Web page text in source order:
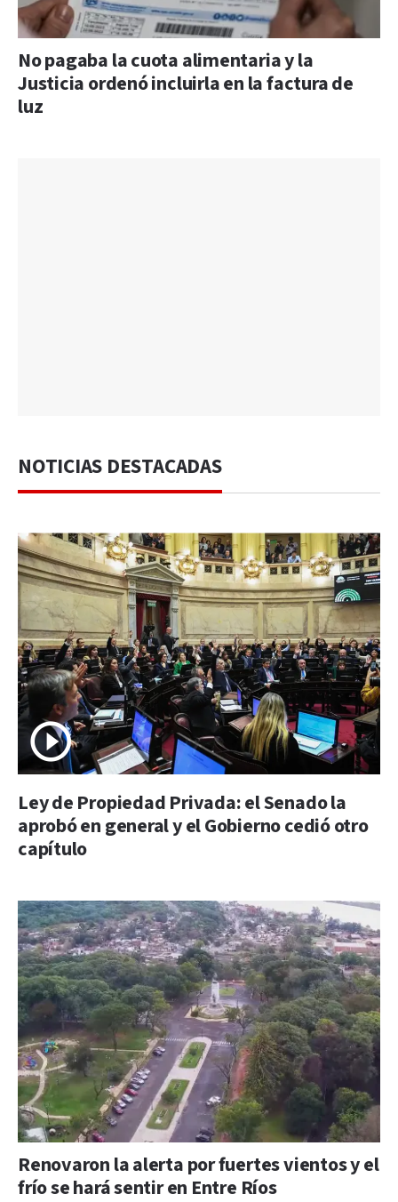
No pagaba la cuota alimentaria y la
Justicia ordenó incluirla en la factura de
luz
NOTICIAS DESTACADAS
Ley de Propiedad Privada: el Senado la
aprobó en general y el Gobierno cedió otro
capítulo
Renovaron la alerta por fuertes vientos y el
frío se hará sentir en Entre Ríos